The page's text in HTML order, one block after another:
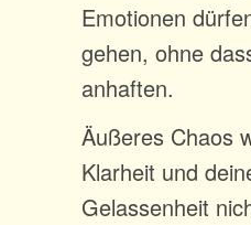
Emotionen
gehen, ohne
anhaften.
Äußeres Chaos
Klarheit und
Gelassenheit